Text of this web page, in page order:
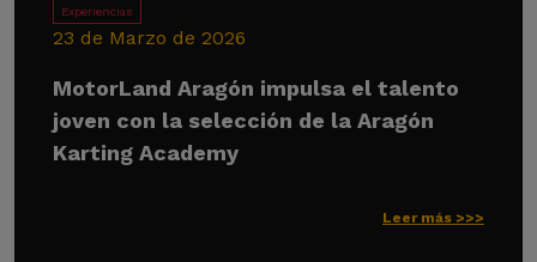
Experiencias
23 de Marzo de 2026
MotorLand Aragón impulsa el talento
joven con la selección de la Aragón
Karting Academy
Leer más >>>